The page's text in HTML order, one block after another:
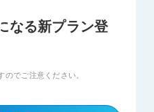
なる新プラン登
でご注意ください。